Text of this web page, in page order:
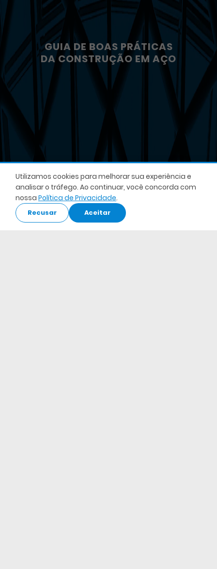
Acesse o Webapp
GUIA DE BOAS PRÁTICAS
DA CONSTRUÇÃO EM AÇO
Utilizamos cookies para melhorar sua experiência e
analisar o tráfego. Ao continuar, você concorda com
nossa Política de Privacidade.
Recusar Aceitar